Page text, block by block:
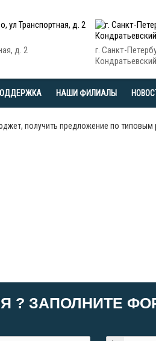
д. 2
г. Санкт-
НАШИ ФИЛИАЛЫ
получить предложение по
? ЗАПОЛНИТЕ